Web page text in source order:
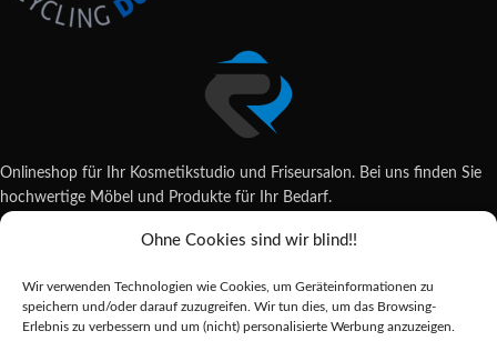
Ohne Cookies sind wir blind!!
Wir verwenden Technologien wie Cookies, um Geräteinformationen zu
speichern und/oder darauf zuzugreifen. Wir tun dies, um das Browsing-
Erlebnis zu verbessern und um (nicht) personalisierte Werbung anzuzeigen.
Onlineshop für Ihr Kosmetikstudio und Friseursalon. Bei uns finden Sie
hochwertige Möbel und Produkte für Ihr Bedarf.
Wildsachsener Str. 6, 65207 Wiesbaden
shop@reda-shop.de
REDA SHOP - Hochwertige Studio Ausstattung
2025.